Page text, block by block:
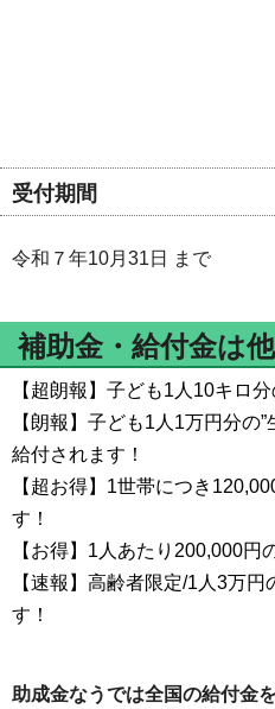
受付期間
令和７年10月31日 まで
補助金・給付金は
【超朗報】子ども1人10キロ
【朗報】子ども1人1万円分の
給付されます！
【超お得】1世帯につき
す！
【お得】1人あたり200,000円
【速報】高齢者限定/1人3万
す！
助成金なうでは全国の給付金